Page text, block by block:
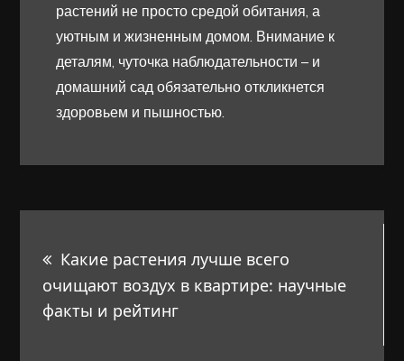
растений не просто средой обитания, а
уютным и жизненным домом. Внимание к
деталям, чуточка наблюдательности – и
домашний сад обязательно откликнется
здоровьем и пышностью.
по
записям
Какие растения лучше всего
очищают воздух в квартире: научные
факты и рейтинг